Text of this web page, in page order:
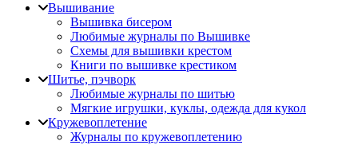
Вышивание
Вышивка бисером
Любимые журналы по Вышивке
Схемы для вышивки крестом
Книги по вышивке крестиком
Шитье, пэчворк
Любимые журналы по шитью
Мягкие игрушки, куклы, одежда для кукол
Кружевоплетение
Журналы по кружевоплетению